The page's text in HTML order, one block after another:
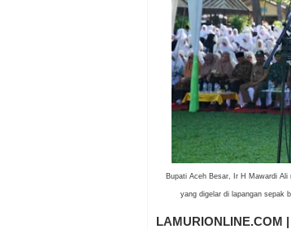
Bupati Aceh Besar, Ir H Mawardi Ali
yang digelar di lapangan sepak
LAMURIONLINE.COM